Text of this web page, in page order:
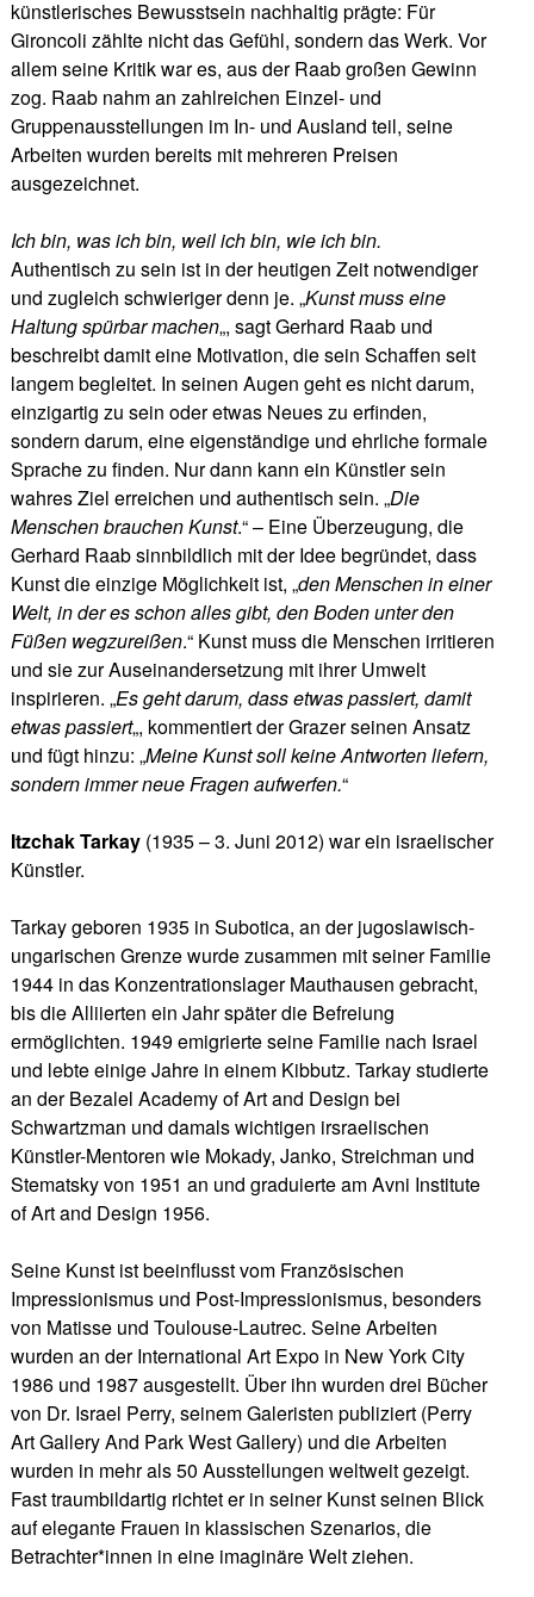
künstlerisches Bewusstsein nachhaltig prägte: Für
Gironcoli zählte nicht das Gefühl, sondern das Werk. Vor
allem seine Kritik war es, aus der Raab großen Gewinn
zog. Raab nahm an zahlreichen Einzel- und
Gruppenausstellungen im In- und Ausland teil, seine
Arbeiten wurden bereits mit mehreren Preisen
ausgezeichnet.
Ich bin, was ich bin, weil ich bin, wie ich bin.
Authentisch zu sein ist in der heutigen Zeit notwendiger
und zugleich schwieriger denn je. „Kunst muss eine
Haltung spürbar machen„, sagt Gerhard Raab und
beschreibt damit eine Motivation, die sein Schaffen seit
langem begleitet. In seinen Augen geht es nicht darum,
einzigartig zu sein oder etwas Neues zu erfinden,
sondern darum, eine eigenständige und ehrliche formale
Sprache zu finden. Nur dann kann ein Künstler sein
wahres Ziel erreichen und authentisch sein. „Die
Menschen brauchen Kunst.“ – Eine Überzeugung, die
Gerhard Raab sinnbildlich mit der Idee begründet, dass
Kunst die einzige Möglichkeit ist, „den Menschen in einer
Welt, in der es schon alles gibt, den Boden unter den
Füßen wegzureißen.“ Kunst muss die Menschen irritieren
und sie zur Auseinandersetzung mit ihrer Umwelt
inspirieren. „Es geht darum, dass etwas passiert, damit
etwas passiert„, kommentiert der Grazer seinen Ansatz
und fügt hinzu: „Meine Kunst soll keine Antworten liefern,
sondern immer neue Fragen aufwerfen.“
Itzchak Tarkay(1935 – 3. Juni 2012) war ein israelischer
Künstler.
Tarkay geboren 1935 in Subotica, an der jugoslawisch-
ungarischen Grenze wurde zusammen mit seiner Familie
1944 in das Konzentrationslager Mauthausen gebracht,
bis die Alliierten ein Jahr später die Befreiung
ermöglichten. 1949 emigrierte seine Familie nach Israel
und lebte einige Jahre in einem Kibbutz. Tarkay studierte
an der Bezalel Academy of Art and Design bei
Schwartzman und damals wichtigen irsraelischen
Künstler-Mentoren wie Mokady, Janko, Streichman und
Stematsky von 1951 an und graduierte am Avni Institute
of Art and Design 1956.
Seine Kunst ist beeinflusst vom Französischen
Impressionismus und Post-Impressionismus, besonders
von Matisse und Toulouse-Lautrec. Seine Arbeiten
wurden an der International Art Expo in New York City
1986 und 1987 ausgestellt. Über ihn wurden drei Bücher
von Dr. Israel Perry, seinem Galeristen publiziert (Perry
Art Gallery And Park West Gallery) und die Arbeiten
wurden in mehr als 50 Ausstellungen weltweit gezeigt.
Fast traumbildartig richtet er in seiner Kunst seinen Blick
auf elegante Frauen in klassischen Szenarios, die
Betrachter*innen in eine imaginäre Welt ziehen.